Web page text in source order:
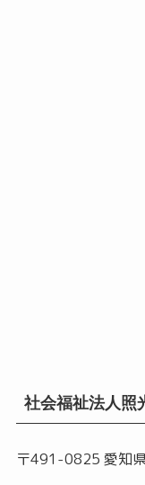
社会福祉法人照
〒491-0825 愛知